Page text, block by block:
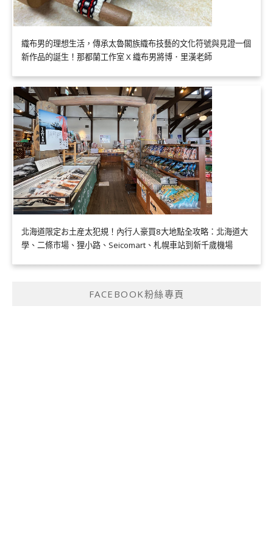
織布男的理想生活，傳承太魯閣族織布技藝的文化符號與見證一個
新作品的誕生！那都蘭工作室 X 織布男將博．里漢老師
北海道限定お土産太犯規！內行人豪買8大地點全攻略：北海道大
學、二條市場、狸小路、Seicomart、札幌車站到新千歲機場
FACEBOOK粉絲專頁